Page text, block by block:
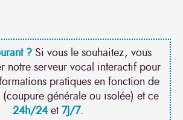
?Si vous le souhaitez, vous
notre serveur vocal interactif pour
pratiques en fonction de
générale ou isolée) et ce
24h/24et7J/7.